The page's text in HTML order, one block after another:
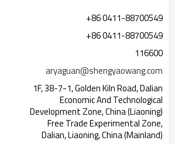
+86 0411-88700549
+86 0411-88700549
116600
aryaguan@shengyaowang.com
1F, 38-7-1, Golden Kiln Road, Dalian
Economic And Technological
Development Zone, China (Liaoning)
Free Trade Experimental Zone,
Dalian, Liaoning, China (Mainland)